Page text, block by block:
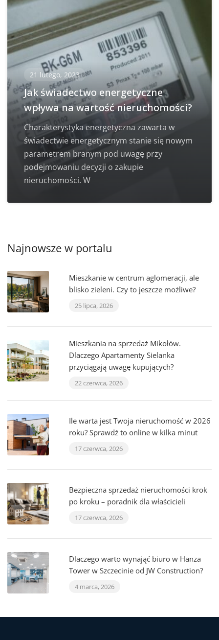
21 lutego, 2023
Jak świadectwo energetyczne
wpływa na wartość nieruchomości?
Charakterystyka energetyczna zawarta w
świadectwie energetycznym stanie się nowym
parametrem branym pod uwagę przy
podejmowaniu decyzji o zakupie
nieruchomości. W
Najnowsze w portalu
Mieszkanie w centrum aglomeracji, ale
blisko zieleni. Czy to jeszcze możliwe?
25 lipca, 2026
Mieszkania na sprzedaż Mikołów.
Dlaczego Apartamenty Sielanka
przyciągają uwagę kupujących?
22 czerwca, 2026
Ile warta jest Twoja nieruchomość w 2026
roku? Sprawdź to online w kilka minut
17 czerwca, 2026
Bezpieczna sprzedaż nieruchomości krok
po kroku – poradnik dla właścicieli
17 czerwca, 2026
Dlaczego warto wynająć biuro w Hanza
Tower w Szczecinie od JW Construction?
4 marca, 2026